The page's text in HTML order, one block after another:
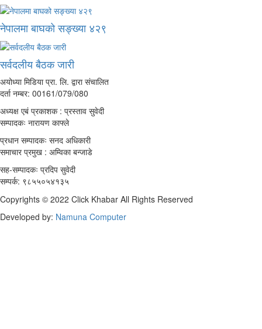
नेपालमा बाघको सङ्ख्या ४२९
सर्वदलीय बैठक जारी
अयोध्या मिडिया प्रा. लि. द्वारा संचालित
दर्ता नम्बर: 00161/079/080
अध्यक्ष एबं प्रकाशक : प्रस्ताव सुवेदी
सम्पादकः नारायण काफ्ले
प्रधान सम्पादकः सनद अधिकारी
समाचार प्रमुख : अम्विका बन्जाडे
सह-सम्पादकः प्रदिप सुवेदी
सम्पर्क: ९८५५०५४१३५
Copyrights © 2022 Click Khabar All Rights Reserved
Developed by: Namuna Computer